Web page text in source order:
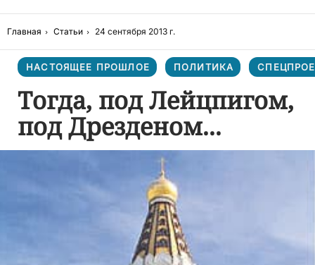
Главная Статьи 24 сентября 2013 г.
НАСТОЯЩЕЕ ПРОШЛОЕ ПОЛИТИКА
Тогда, под Лейцпигом,
под Дрезденом...